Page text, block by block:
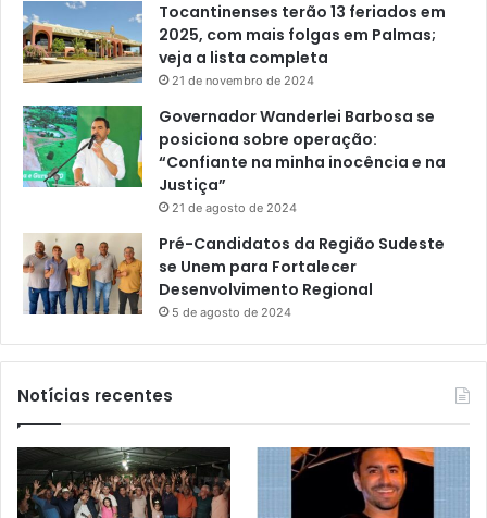
Tocantinenses terão 13 feriados em
2025, com mais folgas em Palmas;
veja a lista completa
21 de novembro de 2024
Governador Wanderlei Barbosa se
posiciona sobre operação:
“Confiante na minha inocência e na
Justiça”
21 de agosto de 2024
Pré-Candidatos da Região Sudeste
se Unem para Fortalecer
Desenvolvimento Regional
5 de agosto de 2024
Notícias recentes